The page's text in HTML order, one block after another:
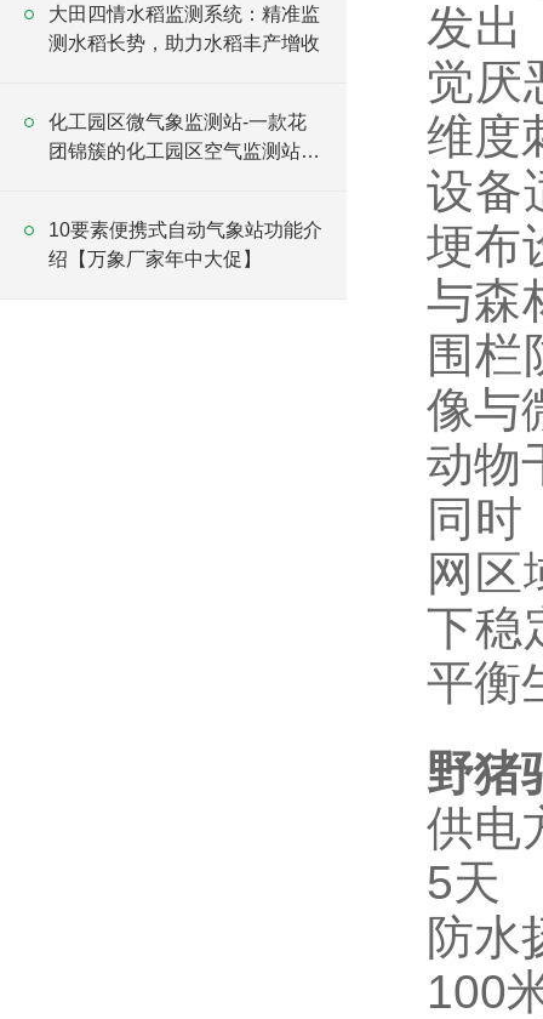
大田四情水稻监测系统：精准监
测水稻长势，助力水稻丰产增收
化工园区微气象监测站-一款花
团锦簇的化工园区空气监测站
10要素便携式自动气象站功能介
绍【万象厂家年中大促】
发出
觉厌
维度
设备
埂布
与森
围栏
像与
动物
同时
网
下稳
平衡
野猪
供电
5天
防水
100